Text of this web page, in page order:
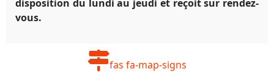
disposition du lundi au jeudi et reçoit sur rendez-
vous.
fas fa-map-signs